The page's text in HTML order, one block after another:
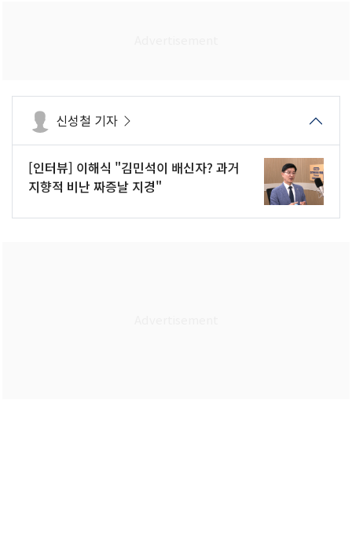
신성철 기자
[인터뷰] 이해식 "김민석이 배신자? 과거
지향적 비난 짜증날 지경"